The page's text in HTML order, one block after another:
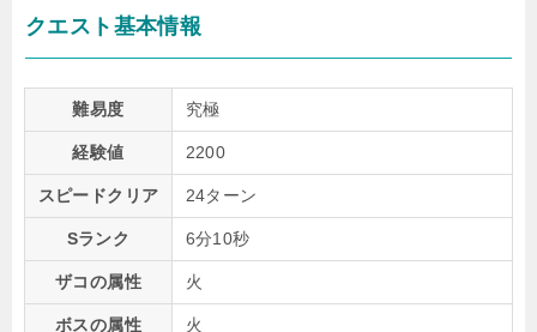
クエスト基本情報
難易度 究極
経験値 2200
スピードクリア 24ターン
Sランク 6分10秒
ザコの属性 火
ボスの属性 火